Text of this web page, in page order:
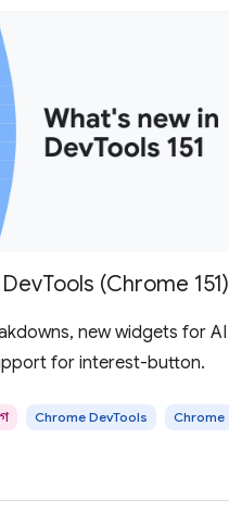
(Chrome 151)
new widgets for AI
for interest-button.
Chrome DevTools Chrome